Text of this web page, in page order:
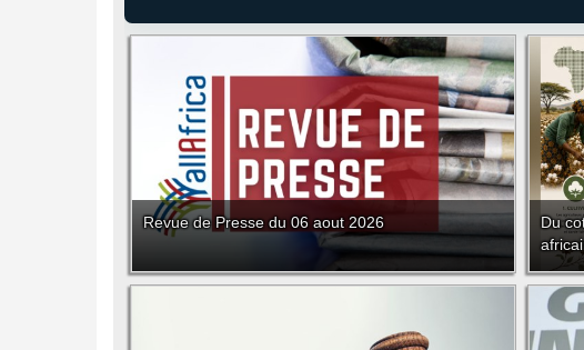
Revue de Presse du 06 aout 2026
Du